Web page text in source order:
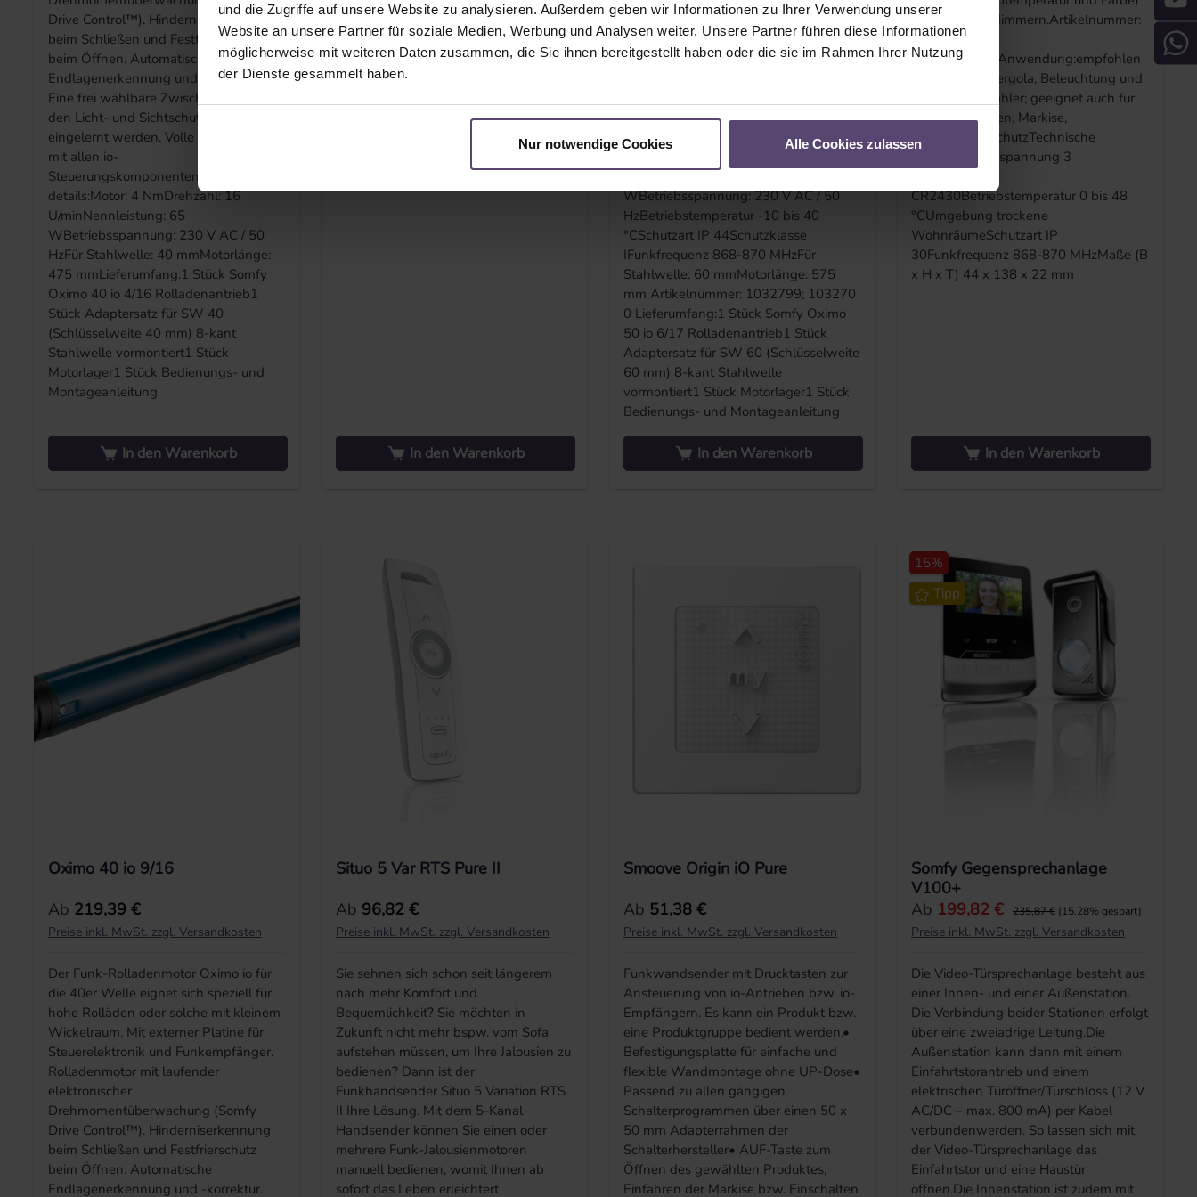
und die Zugriffe auf unsere Website zu analysieren. Außerdem geben wir Informationen zu Ihrer Verwendung unserer
Website an unsere Partner für soziale Medien, Werbung und Analysen weiter. Unsere Partner führen diese Informationen
möglicherweise mit weiteren Daten zusammen, die Sie ihnen bereitgestellt haben oder die sie im Rahmen Ihrer Nutzung
der Dienste gesammelt haben.
Nur notwendige Cookies Alle Cookies zulassen
Drive Control™). Hinderniserkennung
beim Schließen und Festfrierschutz
beim Öffnen. Automatische
Endlagenerkennung und -korrektur.
Eine frei wählbare Zwischenposition für
den Licht- und Sichtschutz kann
eingelernt werden. Volle Kompatibilität
mit allen io-
Steuerungskomponenten.Technische
details:Motor: 4 NmDrehzahl: 16
U/minNennleistung: 65
WBetriebsspannung: 230 V AC / 50
HzFür Stahlwelle: 40 mmMotorlänge:
475 mmLieferumfang:1 Stück Somfy
Oximo 40 io 4/16 Rolladenantrieb1
Stück Adaptersatz für SW 40
(Schlüsselweite 40 mm) 8-kant
Stahlwelle vormontiert1 Stück
Motorlager1 Stück Bedienungs- und
Montageanleitung
In den Warenkorb
trockene WohnraumeSchutzart: IP
30Funkfrequenz: 868,95
MHzAbmessungen (BxHxT): 36 x 145
x 15 mm Artikelnummer: 1870327
Situo 5 io1 Stück Batterien
In den Warenkorb
beim Öffnen. Automatische
Endlagenerkennung und -korrektur.
Eine frei wählbare Zwischenposition für
mit allen io-
Steuerungskomponenten. Technische
WBetriebsspannung: 230 V AC / 50
HzBetriebstemperatur -10 bis 40
°CSchutzart IP 44Schutzklasse
IFunkfrequenz 868-870 MHzFür
Stahlwelle: 60 mmMotorlänge: 575
mm Artikelnummer: 1032799; 103270
0 Lieferumfang:1 Stück Somfy Oximo
50 io 6/17 Rolladenantrieb1 Stück
Adaptersatz für SW 60 (Schlüsselweite
60 mm) 8-kant Stahlwelle
vormontiert1 Stück Motorlager1 Stück
Bedienungs- und Montageanleitung
In den Warenkorb
und Heizungsdimmern.Artikelnummer:
1870369
oder 1811636Anwendung:empfohlen
für Raffstore,Pergola, Beleuchtung und
Heizwärmestrahler; geeignet auch für
Rollladen,Screen, Markise,
InnensonnenschutzTechnische
Daten:Betriebsspannung 3
CR2430Betriebstemperatur 0 bis 48
°CUmgebung trockene
WohnräumeSchutzart IP
30Funkfrequenz 868-870 MHzMaße (B
x H x T) 44 x 138 x 22 mm
In den Warenkorb
Oximo 40 io 9/16
Regulärer Preis:
Ab 219,39 €
Preise inkl. MwSt. zzgl. Versandkosten
Der Funk-Rolladenmotor Oximo io für
die 40er Welle eignet sich speziell für
hohe Rolläden oder solche mit kleinem
Wickelraum. Mit externer Platine für
Steuerelektronik und Funkempfänger.
Rolladenmotor mit laufender
elektronischer
Drehmomentüberwachung (Somfy
Drive Control™). Hinderniserkennung
beim Schließen und Festfrierschutz
beim Öffnen. Automatische
Endlagenerkennung und -korrektur.
Situo 5 Var RTS Pure II
Regulärer Preis:
Ab 96,82 €
Preise inkl. MwSt. zzgl. Versandkosten
Sie sehnen sich schon seit längerem
nach mehr Komfort und
Bequemlichkeit? Sie möchten in
Zukunft nicht mehr bspw. vom Sofa
aufstehen müssen, um Ihre Jalousien zu
bedienen? Dann ist der
Funkhandsender Situo 5 Variation RTS
II Ihre Lösung. Mit dem 5-Kanal
Handsender können Sie einen oder
mehrere Funk-Jalousienmotoren
manuell bedienen, womit Ihnen ab
sofort das Leben erleichtert
Smoove Origin iO Pure
Regulärer Preis:
Ab 51,38 €
Preise inkl. MwSt. zzgl. Versandkosten
Funkwandsender mit Drucktasten zur
Ansteuerung von io-Antrieben bzw. io-
Empfängern. Es kann ein Produkt bzw.
eine Produktgruppe bedient werden.•
Befestigungsplatte für einfache und
flexible Wandmontage ohne UP-Dose•
Passend zu allen gängigen
Schalterprogrammen über einen 50 x
50 mm Adapterrahmen der
Schalterhersteller• AUF-Taste zum
Öffnen des gewählten Produktes,
Einfahren der Markise bzw. Einschalten
15%
Tipp
Somfy Gegensprechanlage
V100+
Verkaufspreis:
Ab 199,82 € Regulärer Preis:
235,87 € (15.28% gespart)
Preise inkl. MwSt. zzgl. Versandkosten
Die Video-Türsprechanlage besteht aus
einer Innen- und einer Außenstation.
Die Verbindung beider Stationen erfolgt
über eine zweiadrige Leitung.Die
Außenstation kann dann mit einem
Einfahrtstorantrieb und einem
elektrischen Türöffner/Türschloss (12 V
AC/DC – max. 800 mA) per Kabel
verbundenwerden. So lassen sich mit
der Video-Türsprechanlage das
Einfahrtstor und eine Haustür
öffnen.Die Innenstation ist zudem mit